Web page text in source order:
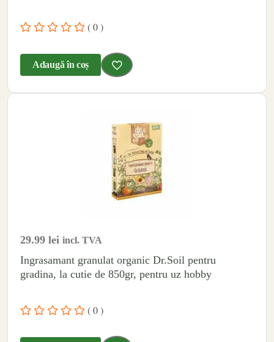
( 0 )
Adaugă în coș
29.99 lei incl. TVA
Ingrasamant granulat organic Dr.Soil pentru
gradina, la cutie de 850gr, pentru uz hobby
( 0 )